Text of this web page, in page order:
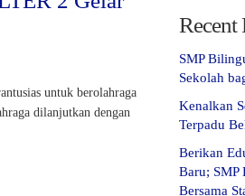
untuk berolahraga
dilanjutkan dengan
Recent
SMP
Sekolah
Kenalkan
Terpadu
Berikan
Baru; SMP
Bersama